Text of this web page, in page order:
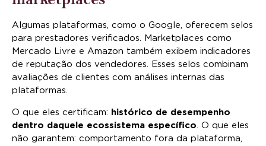
Algumas plataformas, como o Google, oferecem selos
para prestadores verificados. Marketplaces como
Mercado Livre e Amazon também exibem indicadores
de reputação dos vendedores. Esses selos combinam
avaliações de clientes com análises internas das
plataformas.
O que eles certificam: histórico de desempenho
dentro daquele ecossistema específico . O que eles
não garantem: comportamento fora da plataforma,